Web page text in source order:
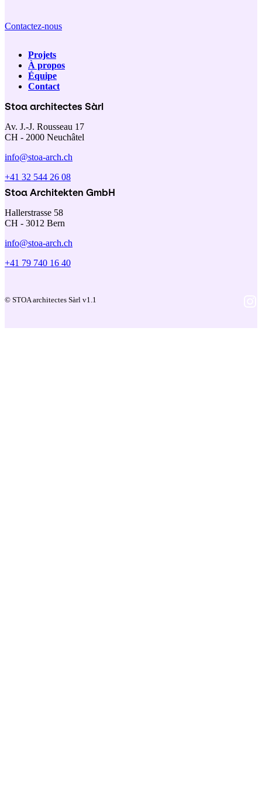
Contactez-nous
Navigation
principale
Projets
À propos
Équipe
Contact
Stoa architectes Sàrl
Av. J.-J. Rousseau 17
CH - 2000 Neuchâtel
info@stoa-arch.ch
+41 32 544 26 08
Stoa Architekten GmbH
Hallerstrasse 58
CH - 3012 Bern
info@stoa-arch.ch
+41 79 740 16 40
© STOA architectes Sàrl v1.1